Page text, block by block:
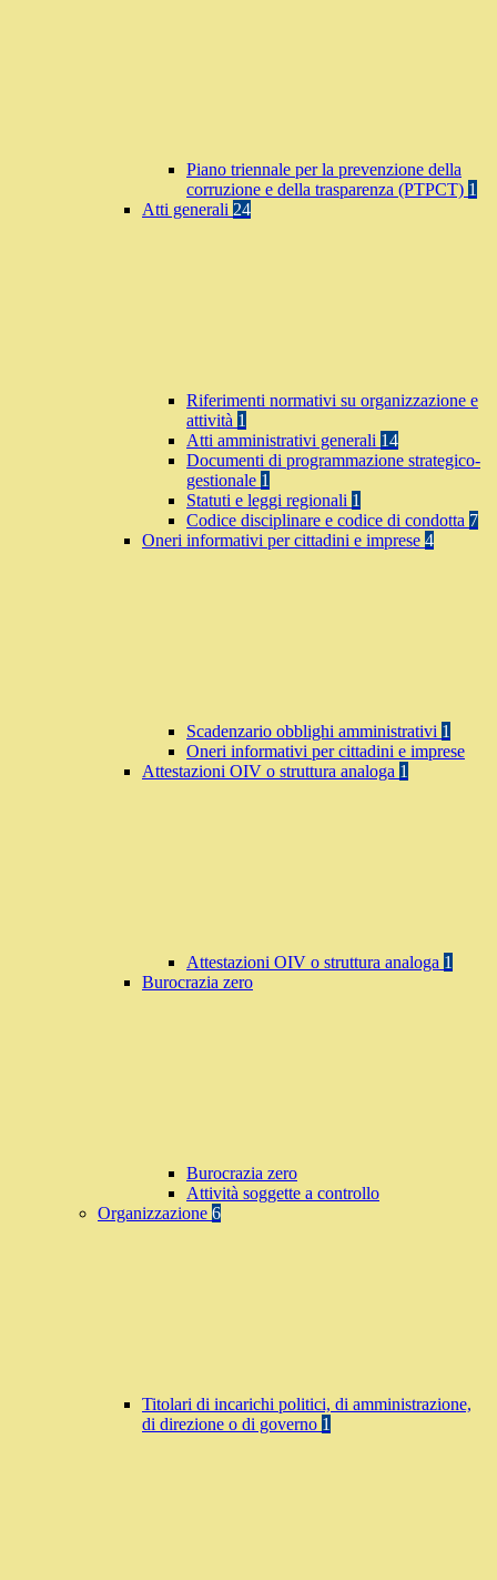
Piano triennale per la prevenzione della
corruzione e della trasparenza (PTPCT) 1
Atti generali 24
Riferimenti normativi su organizzazione e
attività 1
Atti amministrativi generali 14
Documenti di programmazione strategico-
gestionale 1
Statuti e leggi regionali 1
Codice disciplinare e codice di condotta 7
Oneri informativi per cittadini e imprese 4
Scadenzario obblighi amministrativi 1
Oneri informativi per cittadini e imprese
Attestazioni OIV o struttura analoga 1
Attestazioni OIV o struttura analoga 1
Burocrazia zero
Burocrazia zero
Attività soggette a controllo
Organizzazione 6
Titolari di incarichi politici, di amministrazione,
di direzione o di governo 1